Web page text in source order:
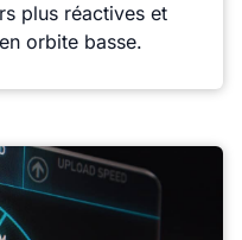
plus réactives et
orbite basse.